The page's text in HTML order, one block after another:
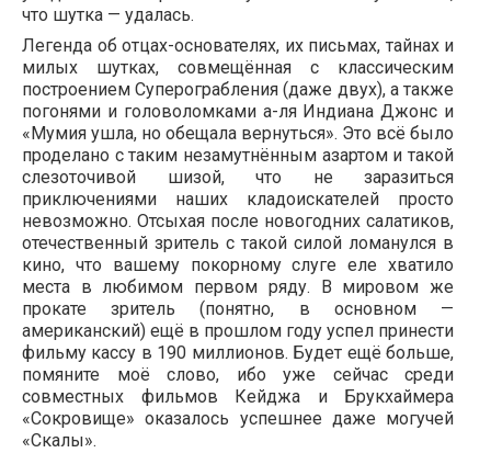
что шутка — удалась.
Легенда об отцах-основателях, их письмах, тайнах и
милых шутках, совмещённая с классическим
построением Суперограбления (даже двух), а также
погонями и головоломками а-ля Индиана Джонс и
«Мумия ушла, но обещала вернуться». Это всё было
проделано с таким незамутнённым азартом и такой
слезоточивой шизой, что не заразиться
приключениями наших кладоискателей просто
невозможно. Отсыхая после новогодних салатиков,
отечественный зритель с такой силой ломанулся в
кино, что вашему покорному слуге еле хватило
места в любимом первом ряду. В мировом же
прокате зритель (понятно, в основном —
американский) ещё в прошлом году успел принести
фильму кассу в 190 миллионов. Будет ещё больше,
помяните моё слово, ибо уже сейчас среди
совместных фильмов Кейджа и Брукхаймера
«Сокровище» оказалось успешнее даже могучей
«Скалы».